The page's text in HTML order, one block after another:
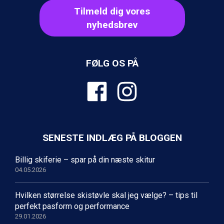
Ischgl fra DKK 7.095
St. Anton fra DKK 7.245
Zell am See fra DKK 4.095
Ponte di Legno fra DKK 4.745
Bad Gastein fra DKK 4.195
Sauze dOulx fra DKK 4.045
Cervinia fra DKK 5.295
Passo Tonale fra DKK 3.795
Saalbach fra DKK 5.945
Sölden fra DKK 8.445
Champoluc fra DKK 3.795
Sestriere fra DKK 4.395
Fieberbrunn fra DKK 6.145
Tilmeld dig vores
nyhedsbrev
FØLG OS PÅ
SENESTE INDLÆG PÅ BLOGGEN
Billig skiferie – spar på din næste skitur
04.05.2026
Hvilken størrelse skistøvle skal jeg vælge? – tips til
perfekt pasform og performance
29.01.2026